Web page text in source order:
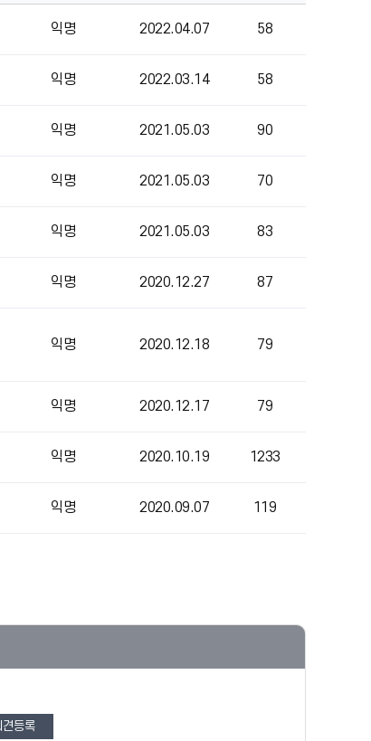
익명 2022.04.07 58
익명 2022.03.14 58
익명 2021.05.03 90
익명 2021.05.03 70
익명 2021.05.03 83
익명 2020.12.27 87
익명 2020.12.18 79
익명 2020.12.17 79
익명 2020.10.19 1233
익명 2020.09.07 119